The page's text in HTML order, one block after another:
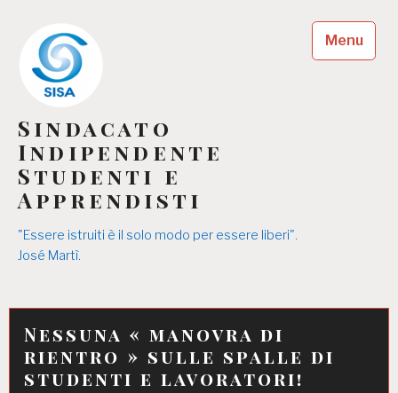
content
Sindacato
Indipendente
Studenti e
Apprendisti
"Essere istruiti è il solo modo per essere liberi".
José Martì.
Menu
Nessuna « manovra di
rientro » sulle spalle di
studenti e lavoratori!